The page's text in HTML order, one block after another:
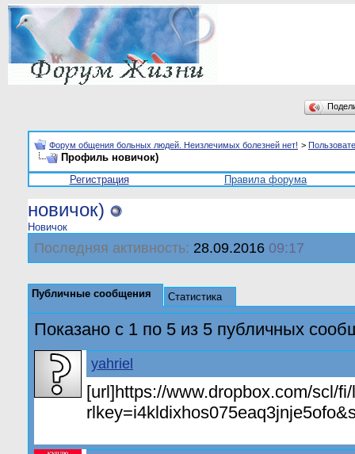
Форум общения больных людей. Неизлечимых болезней нет! >
Профиль новичок)
Регистрация
Правила форума
новичок)
Новичок
Последняя активность: 28.09.2016 09:17
Публичные сообщения Статистика
Показано с 1 по 5 из 5 публичных
yahriel
[url]https://www.dropbox.com/scl/